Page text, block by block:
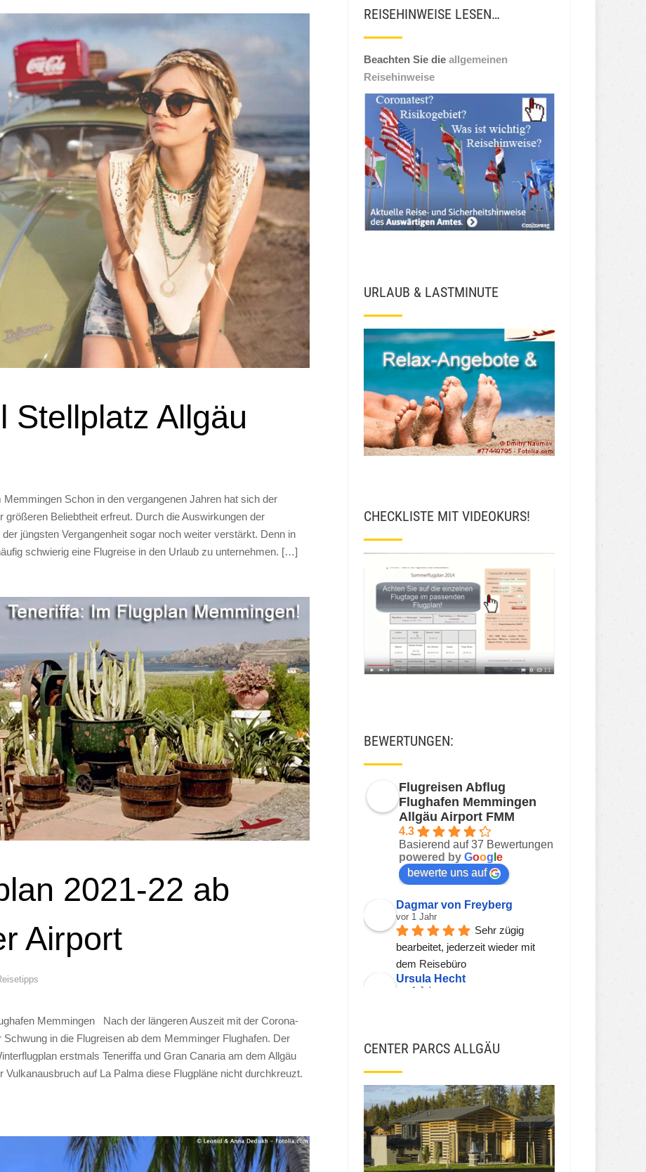
Stellplatz Allgäu
Schon in den vergangenen Jahren hat sich der
größeren Beliebtheit erfreut. Durch die Auswirkungen der
jüngsten Vergangenheit sogar noch weiter verstärkt. Denn in
schwierig eine Flugreise in den Urlaub zu unternehmen. […]
2021-22 ab
Airport
Memmingen Nach der längeren Auszeit mit der Corona-
in die Flugreisen ab dem Memminger Flughafen. Der
erstmals Teneriffa und Gran Canaria am dem Allgäu
Vulkanausbruch auf La Palma diese Flugpläne nicht durchkreuzt.
REISEHINWEISE LESEN…
Beachten Sie die allgemeinen
Reisehinweise
URLAUB & LASTMINUTE
CHECKLISTE MIT VIDEOKURS!
BEWERTUNGEN:
Flugreisen Abflug
Flughafen Memmingen
Allgäu Airport FMM
4.3
Basierend auf 37 Bewertungen
powered by Goog e
bewerte uns auf
Dagmar von Freyberg
vor 1 Jahr
Sehr zügig
bearbeitet, jederzeit wieder mit
dem Reisebüro
Ursula Hecht
vor 1 Jahr
Sehr gerne wieder!!!
Viorel Stanciu
JSH JSH
vor 3 Jahren
Ekna W
vor 3 Jahren
Die Preise fürs
CENTER PARCS ALLGÄU